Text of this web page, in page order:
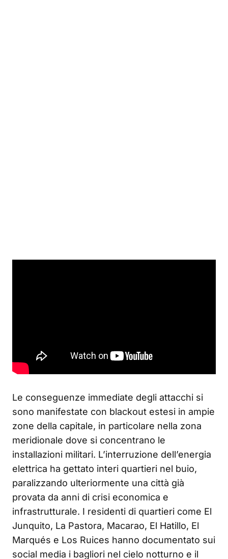
Le conseguenze immediate degli attacchi si
sono manifestate con blackout estesi in ampie
zone della capitale, in particolare nella zona
meridionale dove si concentrano le
installazioni militari. L’interruzione dell’energia
elettrica ha gettato interi quartieri nel buio,
paralizzando ulteriormente una città già
provata da anni di crisi economica e
infrastrutturale. I residenti di quartieri come El
Junquito, La Pastora, Macarao, El Hatillo, El
Marqués e Los Ruices hanno documentato sui
social media i bagliori nel cielo notturno e il